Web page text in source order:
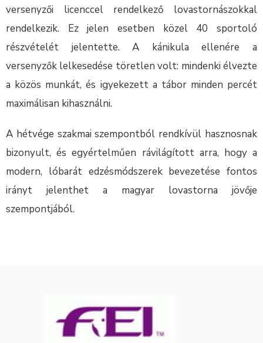
versenyzői licenccel rendelkező lovastornászokkal
rendelkezik. Ez jelen esetben közel 40 sportoló
részvételét jelentette. A kánikula ellenére a
versenyzők lelkesedése töretlen volt: mindenki élvezte
a közös munkát, és igyekezett a tábor minden percét
maximálisan kihasználni.
A hétvége szakmai szempontból rendkívül hasznosnak
bizonyult, és egyértelműen rávilágított arra, hogy a
modern, lóbarát edzésmódszerek bevezetése fontos
irányt jelenthet a magyar lovastorna jövője
szempontjából.